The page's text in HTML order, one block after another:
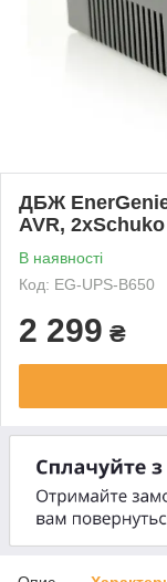
ДБЖ EnerGenie
AVR, 2xSchuko
В наявності
Код: EG-UPS-B650
2 299 ₴